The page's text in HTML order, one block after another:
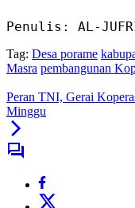
Penulis: AL-
Tag: Desa porame
Masra pembangunan
Peran TNI, Gerai
Minggu